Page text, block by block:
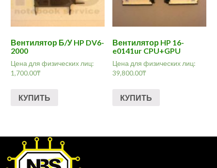
Вентилятор Б/У HP DV6-
2000
Цена для физических лиц:
1,700.00₸
КУПИТЬ
Вентилятор HP 16-
e0141ur CPU+GPU
Цена для физических лиц:
39,800.00₸
КУПИТЬ